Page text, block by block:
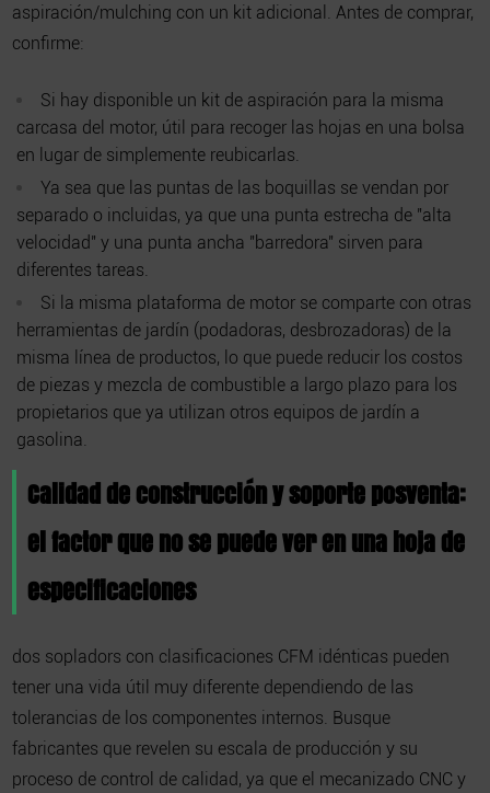
aspiración/mulching con un kit adicional. Antes de comprar,
confirme:
Si hay disponible un kit de aspiración para la misma
carcasa del motor, útil para recoger las hojas en una bolsa
en lugar de simplemente reubicarlas.
Ya sea que las puntas de las boquillas se vendan por
separado o incluidas, ya que una punta estrecha de "alta
velocidad" y una punta ancha "barredora" sirven para
diferentes tareas.
Si la misma plataforma de motor se comparte con otras
herramientas de jardín (podadoras, desbrozadoras) de la
misma línea de productos, lo que puede reducir los costos
de piezas y mezcla de combustible a largo plazo para los
propietarios que ya utilizan otros equipos de jardín a
gasolina.
Calidad de construcción y soporte posventa:
el factor que no se puede ver en una hoja de
especificaciones
dos sopladors con clasificaciones CFM idénticas pueden
tener una vida útil muy diferente dependiendo de las
tolerancias de los componentes internos. Busque
fabricantes que revelen su escala de producción y su
proceso de control de calidad, ya que el mecanizado CNC y